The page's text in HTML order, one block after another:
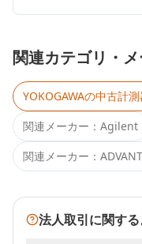
関連カテゴリ・
YOKOGAWAの中古計
関連メーカー： Agilent
関連メーカー：
法人取引に関す